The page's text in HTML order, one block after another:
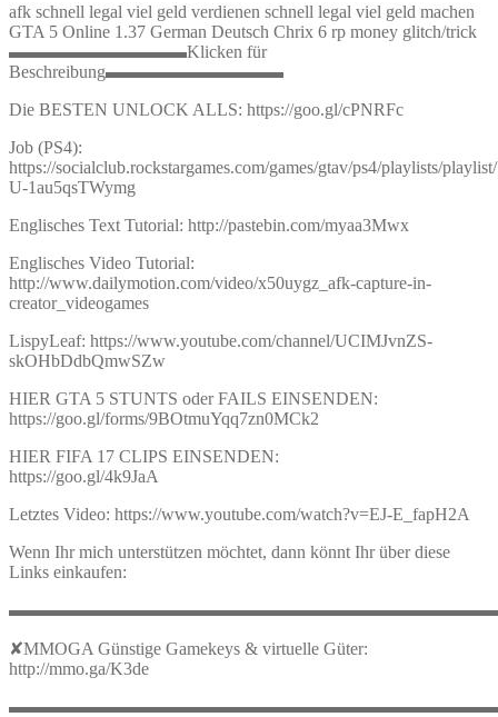
afk schnell legal viel geld verdienen schnell legal viel geld machen
GTA 5 Online 1.37 German Deutsch Chrix 6 rp money glitch/trick
▬▬▬▬▬▬▬▬▬▬Klicken für
Beschreibung▬▬▬▬▬▬▬▬▬▬
Die BESTEN UNLOCK ALLS: https://goo.gl/cPNRFc
Job (PS4):
https://socialclub.rockstargames.com/games/gtav/ps4/playlists/
U-1au5qsTWymg
Englisches Text Tutorial: http://pastebin.com/myaa3Mwx
Englisches Video Tutorial:
http://www.dailymotion.com/video/x50uygz_afk-capture-in-
creator_videogames
LispyLeaf: https://www.youtube.com/channel/UCIMJvnZS-
skOHbDdbQmwSZw
HIER GTA 5 STUNTS oder FAILS EINSENDEN:
https://goo.gl/forms/9BOtmuYqq7zn0MCk2
HIER FIFA 17 CLIPS EINSENDEN:
https://goo.gl/4k9JaA
Letztes Video: https://www.youtube.com/watch?v=EJ-E_fapH2A
Wenn Ihr mich unterstützen möchtet, dann könnt Ihr über diese
Links einkaufen:
✘MMOGA Günstige Gamekeys & virtuelle Güter:
http://mmo.ga/K3de